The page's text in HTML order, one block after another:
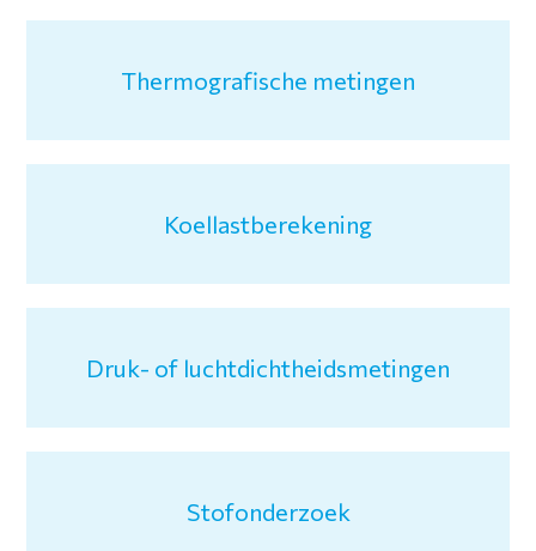
Thermografische metingen
Koellastberekening
Druk- of luchtdichtheidsmetingen
Stofonderzoek